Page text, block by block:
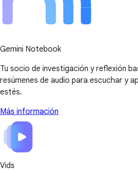
Gemini Notebook
Tu socio de investigación y reflexión
resúmenes de audio para escuchar y
estés.
Más información
Vids